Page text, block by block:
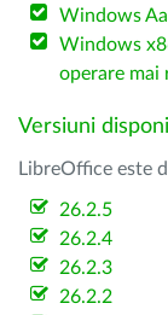
Windows
Windows
operare mai
Versiuni
LibreOffice este
26.2.5
26.2.4
26.2.3
26.2.2